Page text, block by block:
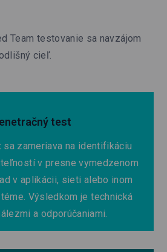
Team testovanie sa navzájom
cieľ.
test
sa zameriava na identifikáciu
v presne vymedzenom
v aplikácii, sieti alebo inom
Výsledkom je technická
a odporúčaniami.